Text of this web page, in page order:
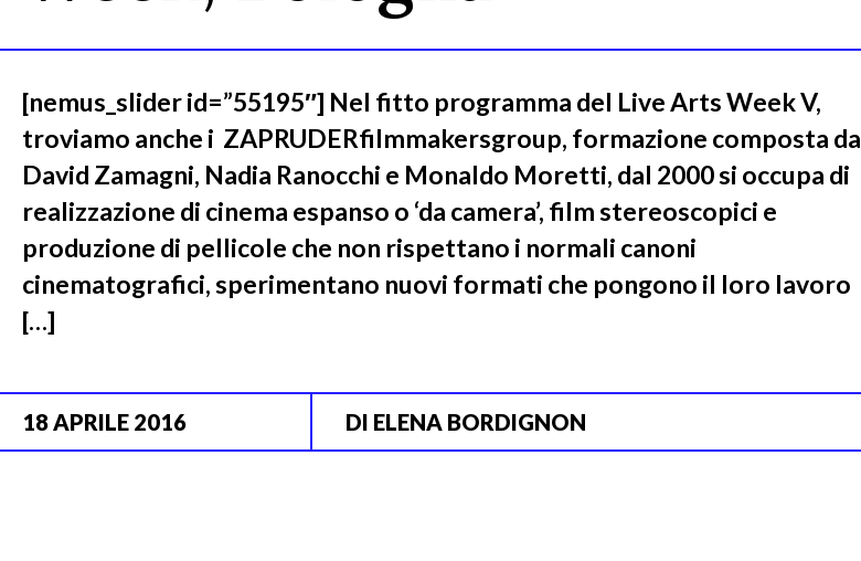
[nemus_slider id=”55195″] Nel fitto programma del Live Arts Week V,
troviamo anche i ZAPRUDERfilmmakersgroup, formazione composta da
David Zamagni, Nadia Ranocchi e Monaldo Moretti, dal 2000 si occupa di
realizzazione di cinema espanso o ‘da camera’, film stereoscopici e
produzione di pellicole che non rispettano i normali canoni
cinematografici, sperimentano nuovi formati che pongono il loro lavoro
[…]
18 APRILE 2016 DI ELENA BORDIGNON